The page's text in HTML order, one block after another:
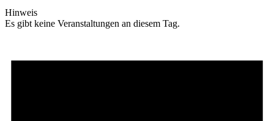
Hinweis
Es gibt keine Veranstaltungen an diesem Tag.